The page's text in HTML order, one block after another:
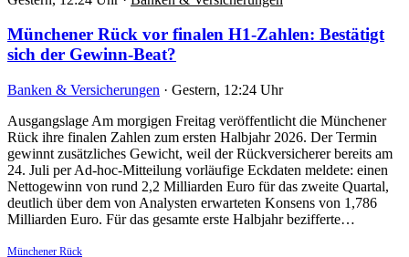
Münchener Rück vor finalen H1-Zahlen: Bestätigt
sich der Gewinn-Beat?
Banken & Versicherungen · Gestern, 12:24 Uhr
Ausgangslage Am morgigen Freitag veröffentlicht die Münchener
Rück ihre finalen Zahlen zum ersten Halbjahr 2026. Der Termin
gewinnt zusätzliches Gewicht, weil der Rückversicherer bereits am
24. Juli per Ad-hoc-Mitteilung vorläufige Eckdaten meldete: einen
Nettogewinn von rund 2,2 Milliarden Euro für das zweite Quartal,
deutlich über dem von Analysten erwarteten Konsens von 1,786
Milliarden Euro. Für das gesamte erste Halbjahr bezifferte…
Münchener Rück